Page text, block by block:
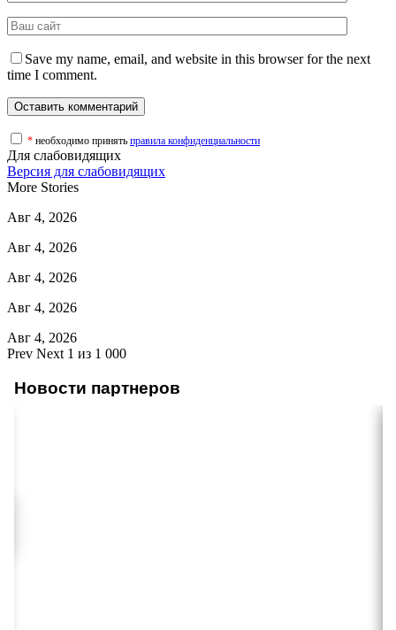
Save my name, email, and website in this browser for the next
time I comment.
* необходимо принять правила конфиденциальности
Для слабовидящих
Версия для слабовидящих
More Stories
Авг 4, 2026
Авг 4, 2026
Авг 4, 2026
Авг 4, 2026
Авг 4, 2026
Prev Next 1 из 1 000
Новости партнеров